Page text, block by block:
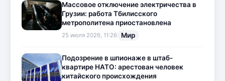
Массовое отключение электричества в
Грузии: работа Тбилисского
метрополитена приостановлена
25 июля 2026, 11:26 Мир
Подозрение в шпионаже в штаб-
квартире НАТО: арестован человек
китайского происхождения